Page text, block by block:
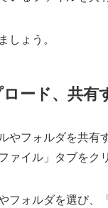
しょう。
ード、共有
やフォルダを共有
ァイル」タブをク
フォルダを選び、